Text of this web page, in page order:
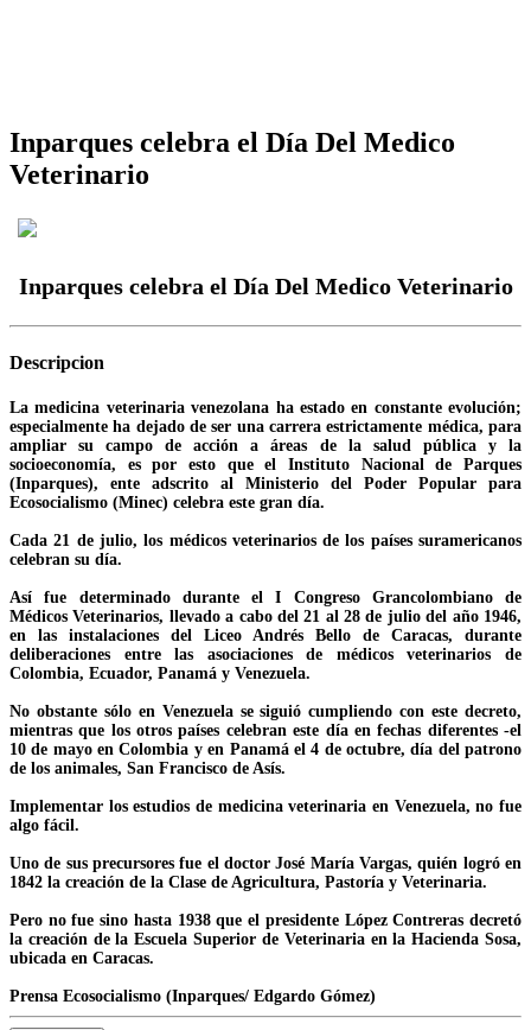
Inparques celebra el Día Del Medico
Veterinario
Inparques celebra el Día Del Medico Veterinario
Descripcion
La medicina veterinaria venezolana ha estado en constante evolución;
especialmente ha dejado de ser una carrera estrictamente médica, para
ampliar su campo de acción a áreas de la salud pública y la
socioeconomía, es por esto que el Instituto Nacional de Parques
(Inparques), ente adscrito al Ministerio del Poder Popular para
Ecosocialismo (Minec) celebra este gran día.
Cada 21 de julio, los médicos veterinarios de los países suramericanos
celebran su día.
Así fue determinado durante el I Congreso Grancolombiano de
Médicos Veterinarios, llevado a cabo del 21 al 28 de julio del año 1946,
en las instalaciones del Liceo Andrés Bello de Caracas, durante
deliberaciones entre las asociaciones de médicos veterinarios de
Colombia, Ecuador, Panamá y Venezuela.
No obstante sólo en Venezuela se siguió cumpliendo con este decreto,
mientras que los otros países celebran este día en fechas diferentes -el
10 de mayo en Colombia y en Panamá el 4 de octubre, día del patrono
de los animales, San Francisco de Asís.
Implementar los estudios de medicina veterinaria en Venezuela, no fue
algo fácil.
Uno de sus precursores fue el doctor José María Vargas, quién logró en
1842 la creación de la Clase de Agricultura, Pastoría y Veterinaria.
Pero no fue sino hasta 1938 que el presidente López Contreras decretó
la creación de la Escuela Superior de Veterinaria en la Hacienda Sosa,
ubicada en Caracas.
Prensa Ecosocialismo (Inparques/ Edgardo Gómez)